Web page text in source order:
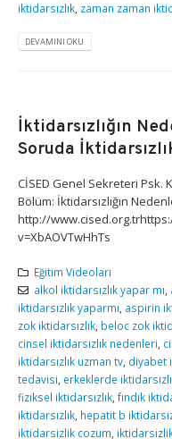
iktidarsızlık, zaman zaman
DEVAMINI OKU
İktidarsızlığın
Soruda
CİSED Genel Sekreteri Psk.
Bölüm: İktidarsızlığın
http://
v=XbAOVTwHhTs
Eğitim Videoları
alkol iktidarsızlık yapar mı
iktidarsızlık yaparmı aspirin
zok iktidarsızlık beloc zok
cinsel iktidarsızlık nedenleri
iktidarsızlık uzman tv diyabet
tedavisi erkeklerde
fiziksel iktidarsızlık fındık
iktidarsızlık hepatit b
iktidarsizlik cozum